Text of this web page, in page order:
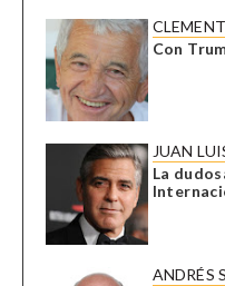
Con
JUAN
La
ANDRÉS